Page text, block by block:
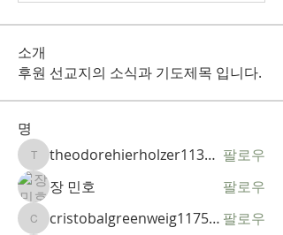
소개
후원 선교지의 소식과 기도제목 입니다.
명
theodorehierholzer11323732 theodorehierholzer11323732 팔로우
장 민호
팔로우
cristobalgreenweig11758824 cristobalgreenweig11758824 팔로우